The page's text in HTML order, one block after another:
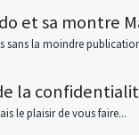
et sa montre
sans la moindre
la
le plaisir de vous faire...